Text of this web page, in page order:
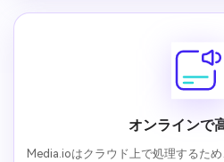
オンラインで
Media.ioはクラウド上で処理するた